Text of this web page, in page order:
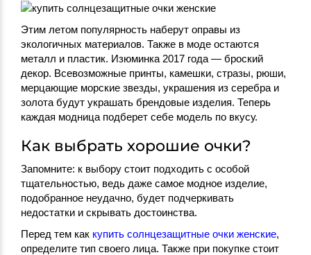
Этим летом популярность наберут оправы из
экологичных материалов. Также в моде остаются
металл и пластик. Изюминка 2017 года — броский
декор. Всевозможные принты, камешки, стразы, рюши,
мерцающие морские звезды, украшения из серебра и
золота будут украшать брендовые изделия. Теперь
каждая модница подберет себе модель по вкусу.
Как выбрать хорошие очки?
Запомните: к выбору стоит подходить с особой
тщательностью, ведь даже самое модное изделие,
подобранное неудачно, будет подчеркивать
недостатки и скрывать достоинства.
Перед тем как купить солнцезащитные очки женские,
определите тип своего лица. Также при покупке стоит